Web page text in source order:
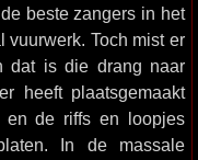
beste zangers in het
vuurwerk. Toch mist er
dat is die drang naar
heeft plaatsgemaakt
en de riffs en loopjes
In de massale